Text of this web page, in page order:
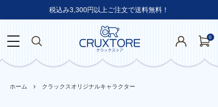
税込み3,300円以上ご注文で送料無料！
0
ホーム クラックスオリジナルキャラクター